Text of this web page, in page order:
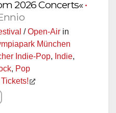
2026 Concerts«•
/ Open-Air in
München
Indie-Pop, Indie,
, Pop
Tickets!